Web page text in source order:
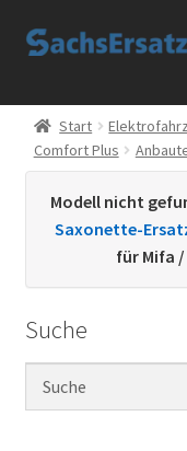
Zur
Zum
Start
AGB
Datenschutzerklärung
Kontakt
Sachs Ersatzteile
Start
Comfort Plus
Modell nicht
Saxonette-
für Mifa
Suche